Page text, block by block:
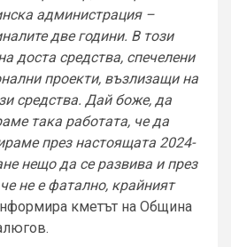
администрация –
две години. В този
доста средства, спечелени
проекти, възлизащи на
средства. Дай боже, да
така работата, че да
през настоящата 2024-
нещо да се развива и през
не е фатално, крайният
кметът на Община